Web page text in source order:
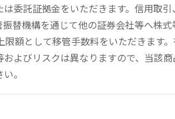
委託証拠金をいただきます。信用取
替機構を通じて他の証券会社等へ株
限額として移管手数料をいただきます
よびリスクは異なりますので、当該
。